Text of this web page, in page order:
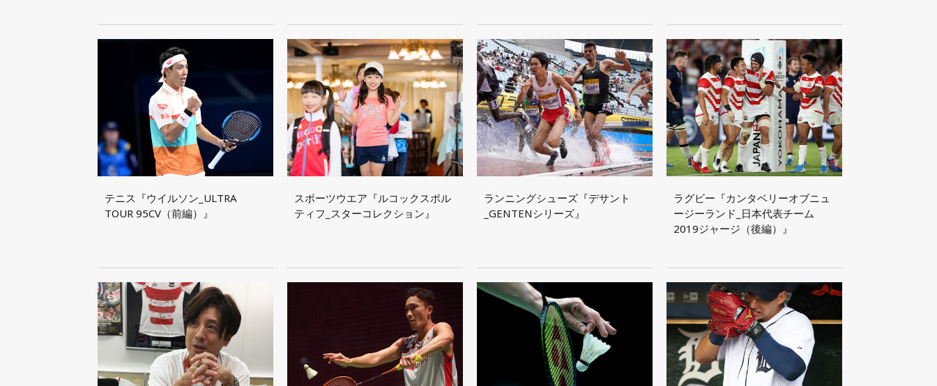
テニス『ウイルソン_ULTRA
TOUR 95CV（前編）』
スポーツウエア『ルコックスポル
ティフ_スターコレクション』
ランニングシューズ『デサント
_GENTENシリーズ』
ラグビー『カンタベリーオブニュ
ージーランド_日本代表チーム
2019ジャージ（後編）』